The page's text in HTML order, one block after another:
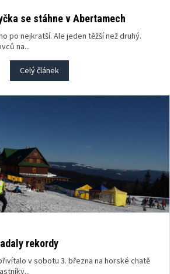
se stáhne v Abertamech
po nejkratší. Ale jeden těžší než druhý.
na...
Celý článek
rekordy
v sobotu 3. března na horské chatě